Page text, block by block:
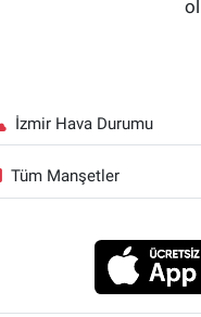
İzmir Hava Durumu
Tüm Manşetler